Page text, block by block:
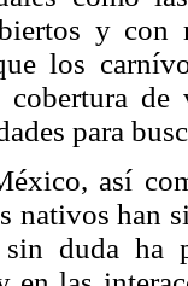
y con
los
cobertura
para
así
nativos han
duda ha